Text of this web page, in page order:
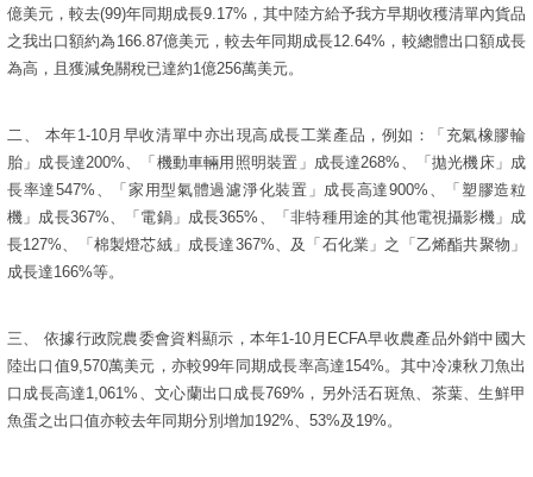
億美元，較去(99)年同期成長9.17% ，其中陸方給予我方早期收穫清單內貨品
之我出口額約為 166.87億美元，較去年同期成長12.64% ，較總體出口額成長
為高，且獲減免關稅已達約1億256萬美元。
二、 本年1-10月早收清單中亦出現高成長工業產品，例如：「充氣橡膠輪
胎」成長達200%、「機動車輛用照明裝置」成長達268% 、「拋光機床」成
長率達547% 、「家用型氣體過濾淨化裝置」成長高達900% 、「塑膠造粒
機」成長367%、「電鍋」成長365% 、「非特種用途的其他電視攝影機」成
長127%、「棉製燈芯絨」成長達367%、及「石化業」之「乙烯酯共聚物」
成長達166%等。
三、 依據行政院農委會資料顯示，本年1-10 月 ECFA早收農產品外銷中國大
陸出口值9,570萬美元，亦較99年同期成長率高達154%。其中冷凍秋刀魚出
口成長高達1,061% 、文心蘭出口成長769% ，另外活石斑魚、茶葉、生鮮甲
魚蛋之出口值亦較去年同期分別增加192%、 53%及 19%。